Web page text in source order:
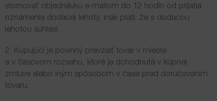
stornovať objednávku e-mailom do 12 hodín od prijatia
oznámenia dodacej lehoty, inak platí, že s dodacou
lehotou súhlasí.
2. Kupujúci je povinný prevziať tovar v mieste
a v časovom rozsahu, ktoré je dohodnuté v kúpnej
zmluve alebo iným spôsobom v čase pred doručovaním
tovaru.